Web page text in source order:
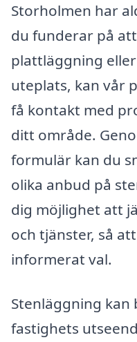
Storholmen har
du funderar på
plattläggning
uteplats, kan vår
få kontakt med
ditt område.
formulär kan du
olika anbud på
dig möjlighet att
och tjänster, så
informerat val.
Stenläggning
fastighets